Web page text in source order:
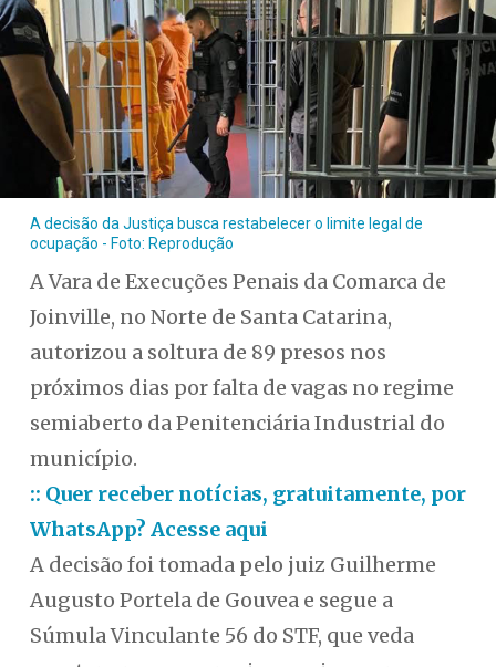
A decisão da Justiça busca restabelecer o limite legal de
ocupação - Foto: Reprodução
A Vara de Execuções Penais da Comarca de
Joinville, no Norte de Santa Catarina,
autorizou a soltura de 89 presos nos
próximos dias por falta de vagas no regime
semiaberto da Penitenciária Industrial do
município.
:: Quer receber notícias, gratuitamente, por
WhatsApp? Acesse aqui
A decisão foi tomada pelo juiz Guilherme
Augusto Portela de Gouvea e segue a
Súmula Vinculante 56 do STF, que veda